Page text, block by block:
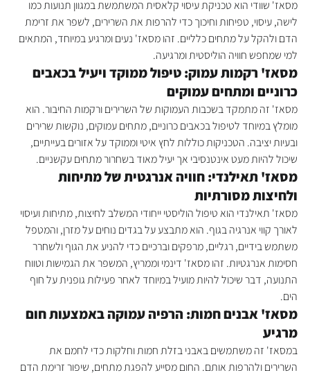
מסאז' שוודי הוא טכניקת עיסוי קלאסית המשתמשת במגוון תנועות כמו
לישה, עיסוי, טפיחות וחיכוך כדי להרפות את השרירים, לשפר את זרימת
הדם ולהקל על מתחים כלליים. זהו מסאז' נעים ומרגיע במיוחד, המתאים
למי שמחפש חוויה הוליסטית ומרגיעה.
מסאז' רקמות עמוק: טיפול ממוקד ויעיל בכאבים
כרוניים ומתחים עמוקים
מסאז' זה מתמקד בשכבות העמוקות של השרירים ורקמות החיבור. הוא
מומלץ במיוחד לטיפול בכאבים כרוניים, מתחים עמוקים, נוקשות שרירים
ובעיות יציבה. הטכניקות כוללות לחץ איטי וממוקד על אזורים בעייתיים,
שיכול להיות מעט אינטנסיבי אך יעיל מאוד בשחרור מתחים עקשניים.
מסאז' תאילנדי: חוויה אנרגטית של מתיחות
ולחיצות מסורתיות
מסאז' תאילנדי הוא טיפול הוליסטי ייחודי המשלב לחיצות, מתיחות ועיסוי
לאורך קווי אנרגיה בגוף. הוא מתבצע על בגדים נוחים על מזרן, והמטפל
משתמש בידיים, רגליים, מרפקים וברכיים כדי להניע את הגוף ולשחרר
חסימות אנרגטיות. זהו מסאז' דינמי וממריץ, המשפר את הגמישות וטווח
התנועה, דבר שיכול להיות מועיל במיוחד לאחר פעילות גופנית על חוף
הים.
מסאז' אבנים חמות: הרפיה עמוקה באמצעות חום
מרגיע
במסאז' זה משתמשים באבני בזלת חמות וחלקות כדי לחמם את
השרירים ולהרפות אותם. החום מסייע להפגת מתחים, שיפור זרימת הדם